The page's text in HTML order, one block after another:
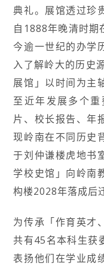
典礼。展馆透过珍
自1888年晚清时期
今逾一世纪的办学
入了解岭大的历史
展馆」以时间为主
至近年发展多个
片、校长报告、年
现岭南在不同历史
于刘仲谦楼虎地书
学校史馆」向岭南
构楼2028年落成后
为传承「作育英才
共有45名本科生获
表扬他们在学业成